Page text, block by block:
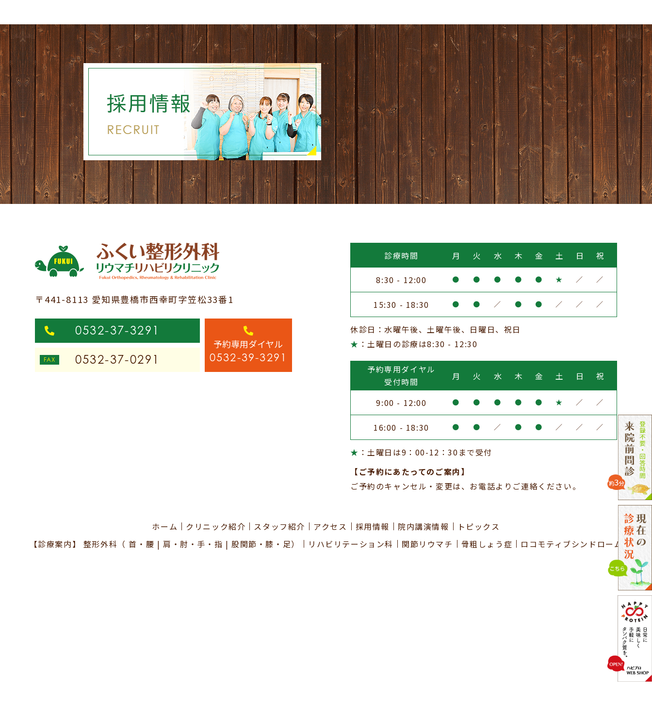
〒441-8113 愛知県豊橋市西幸町字笠松33番1
0532-37-3291
0532-37-0291
予約専用ダイヤル
0532-39-3291
診療時間 月 火 水 木 金 土 日 祝
8:30 - 12:00 ● ● ● ● ● ★ ／ ／
15:30 - 18:30 ● ● ／ ● ● ／ ／ ／
休診日：水曜午後、土曜午後、日曜日、祝日
★ ：土曜日の診療は8:30 - 12:30
予約専用ダイヤル
受付時間
月 火 水 木 金 土 日 祝
9:00 - 12:00 ● ● ● ● ● ★ ／ ／
16:00 - 18:30 ● ● ／ ● ● ／ ／ ／
★ ：土曜日は9：00-12：30まで受付
【ご予約にあたってのご案内】
ご予約のキャンセル・変更は、お電話よりご連絡ください。
ホーム クリニック紹介 スタッフ紹介 アクセス 採用情報 院内講演情報
トピックス
【診療案内】 整形外科 （首・腰 |肩・肘・手・指 |股関節・膝・足） リハビリテーション科 関節リウマチ 骨粗しょう症 ロコモティブシンドローム